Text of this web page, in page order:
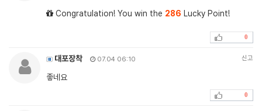
Congratulation! You win the 286 Lucky Point!
0
대포장착 07.04 06:10 신고
좋네요
0